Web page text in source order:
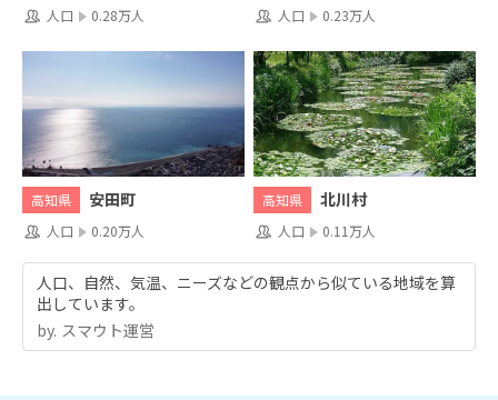
人口 0.28万人 人口 0.23万人
高知県 安田町
人口 0.20万人
高知県 北川村
人口 0.11万人
人口、自然、気温、ニーズなどの観点から似ている地域を算
出しています。
by.︎ スマウト運営